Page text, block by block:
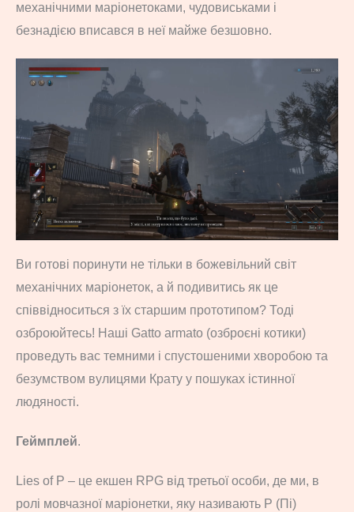
механічними маріонетоками, чудовиськами і
безнадією вписався в неї майже безшовно.
Ви готові поринути не тільки в божевільний світ
механічних маріонеток, а й подивитись як це
співвідноситься з їх старшим прототипом? Тоді
озброюйтесь! Наші Gatto armato (озброєні котики)
проведуть вас темними і спустошеними хворобою та
безумством вулицями Крату у пошуках істинної
людяності.
Геймплей.
Lies of P – це екшен RPG від третьої особи, де ми, в
ролі мовчазної маріонетки, яку називають P (Пі)